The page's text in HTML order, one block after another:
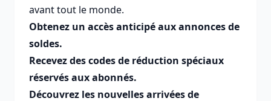
avant tout le monde.
Obtenez un accès anticipé aux annonces de
soldes.
Recevez des codes de réduction spéciaux
réservés aux abonnés.
Découvrez les nouvelles arrivées de